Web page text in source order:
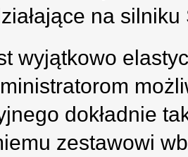
na
wyjątkowo
dokładnie
zestawowi